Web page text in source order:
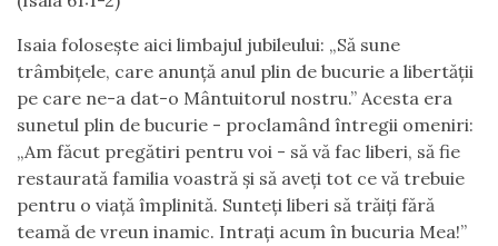
Isaia folosește aici limbajul jubileului: „Să sune
trâmbițele, care anunță anul plin de bucurie a libertății
pe care ne-a dat-o Mântuitorul nostru.” Acesta era
sunetul plin de bucurie - proclamând întregii omeniri:
„Am făcut pregătiri pentru voi - să vă fac liberi, să fie
restaurată familia voastră și să aveţi tot ce vă trebuie
pentru o viață împlinită. Sunteţi liberi să trăiţi fără
teamă de vreun inamic. Intraţi acum în bucuria Mea!”